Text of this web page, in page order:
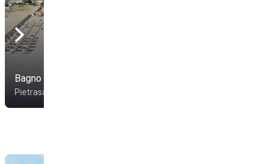
Bagno Nautilus Beach
Pietrasanta